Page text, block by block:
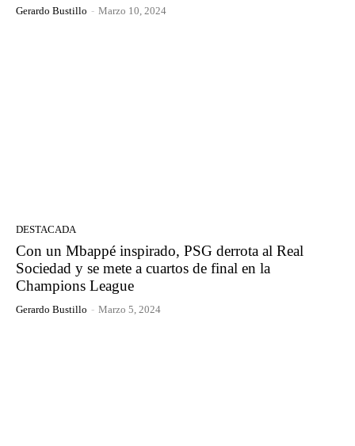
Gerardo Bustillo - Marzo 10, 2024
DESTACADA
Con un Mbappé inspirado, PSG derrota al Real
Sociedad y se mete a cuartos de final en la
Champions League
Gerardo Bustillo - Marzo 5, 2024